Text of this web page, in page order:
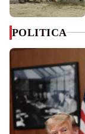
POLITICA